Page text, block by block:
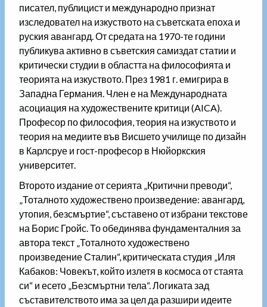
писател, публицист и международно признат
изследовател на изкуството на съветската епоха и
руския авангард. От средата на 1970-те години
публикува активно в съветския самиздат статии и
критически студии в областта на философията и
теорията на изкуството. През 1981 г. емигрира в
Западна Германия. Член е на Международната
асоциация на художествените критици (AICA).
Професор по философия, теория на изкуството и
теория на медиите във Висшето училище по дизайн
в Карлсруе и гост-професор в Нюйоркския
университет.
Второто издание от серията „Критични преводи“,
„Тоталното художествено произведение: авангард,
утопия, безсмъртие“, съставено от избрани текстове
на Борис Гройс. То обединява фундаменталния за
автора текст „Тоталното художествено
произведение Сталин“, критическата студия „Иля
Кабаков: Човекът, който излетя в космоса от стаята
си“ и есето „Безсмъртни тела“. Логиката зад
съставителството има за цел да разшири идеите